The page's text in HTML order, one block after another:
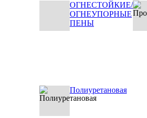
ОГНЕСТОЙКИЕ/
ОГНЕУПОРНЫЕ
ПЕНЫ
Полиуретановая